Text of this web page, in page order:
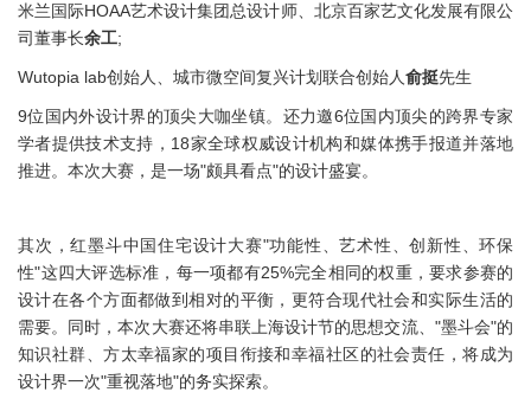
米兰国际HOAA艺术设计集团总设计师、北京百家艺文化发展有限公
司董事长余工;
Wutopia lab创始人、城市微空间复兴计划联合创始人俞挺先生
9位国内外设计界的顶尖大咖坐镇。还力邀6位国内顶尖的跨界专家
学者提供技术支持，18家全球权威设计机构和媒体携手报道并落地
推进。本次大赛，是一场"颇具看点"的设计盛宴。
其次，红墨斗中国住宅设计大赛"功能性、艺术性、创新性、环保
性"这四大评选标准，每一项都有25%完全相同的权重，要求参赛的
设计在各个方面都做到相对的平衡，更符合现代社会和实际生活的
需要。同时，本次大赛还将串联上海设计节的思想交流、"墨斗会"的
知识社群、方太幸福家的项目衔接和幸福社区的社会责任，将成为
设计界一次"重视落地"的务实探索。